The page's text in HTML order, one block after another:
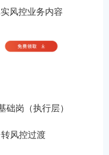
风控业务内容
础岗（执行层）
风控过渡